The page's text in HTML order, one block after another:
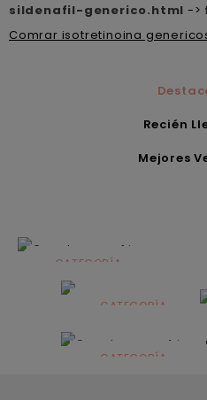
sildenafil-generico.html ->
Comrar isotretinoina
Recién
Mejores
CATEGORÍA
Alimentación
infantilCATEGORÍA
Dermocosmética
CATEGORÍA